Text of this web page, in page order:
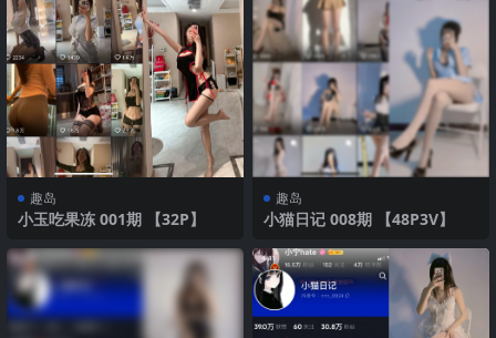
趣岛
小玉吃果冻 001期 【32P】
趣岛
小猫日记 008期 【48P3V】